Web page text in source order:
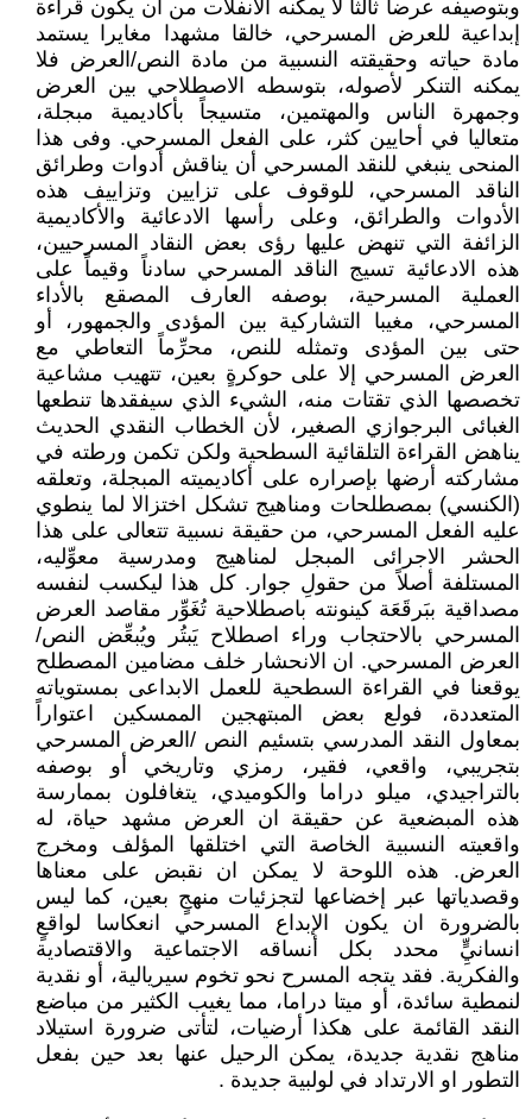
وبتوصيفه عرضا ثالثاً لا يمكنه الانفلات من أن يكون قراءة
إبداعية للعرض المسرحي، خالقا مشهدا مغايرا يستمد
مادة حياته وحقيقته النسبية من مادة النص/العرض فلا
يمكنه التنكر لأصوله، بتوسطه الاصطلاحي بين العرض
وجمهرة الناس والمهتمين، متسيجاً بأكاديمية مبجلة،
متعاليا في أحايين كثر، على الفعل المسرحي. وفى هذا
المنحى ينبغي للنقد المسرحي أن يناقش أدوات وطرائق
الناقد المسرحي، للوقوف على تزايين وتزاييف هذه
الأدوات والطرائق، وعلى رأسها الادعائية والأكاديمية
الزائفة التي تنهض عليها رؤى بعض النقاد المسرحيين،
هذه الادعائية تسيج الناقد المسرحي سادناً وقيماً على
العملية المسرحية، بوصفه العارف المصقع بالأداء
المسرحي، مغيبا التشاركية بين المؤدى والجمهور، أو
حتى بين المؤدى وتمثله للنص، محرِّماً التعاطي مع
العرض المسرحي إلا على حوكرةٍ بعين، تتهيب مشاعية
تخصصها الذي تقتات منه، الشيء الذي سيفقدها تنطعها
الغبائى البرجوازي الصغير، لأن الخطاب النقدي الحديث
يناهض القراءة التلقائية السطحية ولكن تكمن ورطته في
مشاركته أرضها بإصراره على أكاديميته المبجلة، وتعلقه
(الكنسي) بمصطلحات ومناهيج تشكل اختزالا لما ينطوي
عليه الفعل المسرحي، من حقيقة نسبية تتعالى على هذا
الحشر الاجرائى المبجل لمناهيج ومدرسية معوِّليه،
المستلفة أصلاً من حقولِ جوار. كل هذا ليكسب لنفسه
مصداقية ببَرقَعَة كينونته باصطلاحية تُغَوِّر مقاصد العرض
المسرحي بالاحتجاب وراء اصطلاح يَبتُر ويُبعِّض النص/
العرض المسرحي. ان الانحشار خلف مضامين المصطلح
يوقعنا في القراءة السطحية للعمل الابداعى بمستوياته
المتعددة، فولع بعض المبتهجين الممسكين اعتواراً
بمعاول النقد المدرسي بتسئيم النص /العرض المسرحي
بتجريبي، واقعي، فقير، رمزي وتاريخي أو بوصفه
بالتراجيدي، ميلو دراما والكوميدي، يتغافلون بممارسة
هذه المبضعية عن حقيقة ان العرض مشهد حياة، له
واقعيته النسبية الخاصة التي اختلقها المؤلف ومخرج
العرض. هذه اللوحة لا يمكن ان نقبض على معناها
وقصدياتها عبر إخضاعها لتجزئيات منهجٍ بعين، كما ليس
بالضرورة ان يكون الإبداع المسرحي انعكاسا لواقعٍ
انسانيٍِّ محدد بكل أنساقه الاجتماعية والاقتصادية
والفكرية. فقد يتجه المسرح نحو تخوم سيريالية، أو نقدية
لنمطية سائدة، أو ميتا دراما، مما يغيب الكثير من مباضع
النقد القائمة على هكذا أرضيات، لتأتى ضرورة استيلاد
مناهج نقدية جديدة، يمكن الرحيل عنها بعد حين بفعل
التطور او الارتداد في لولبية جديدة .